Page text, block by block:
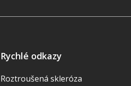
Rychlé odkazy
Roztroušená skleróza